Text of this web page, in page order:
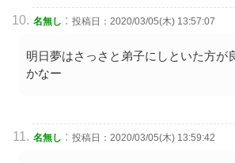
名無し : 投稿日：2020/03/05(木) 13:57:07
明日夢はさっさと弟子にしといた方が
かなー
名無し : 投稿日：2020/03/05(木) 13:59:42